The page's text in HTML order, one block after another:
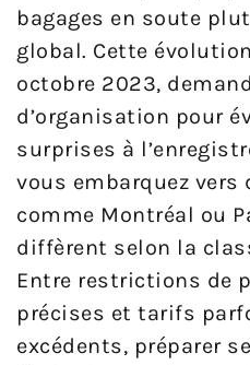
bagages en soute
global. Cette
octobre 2023,
d’organisation pour
surprises à
vous embarquez
comme Montréal ou
diffèrent selon la
Entre restrictions de
précises et tarifs
excédents, préparer